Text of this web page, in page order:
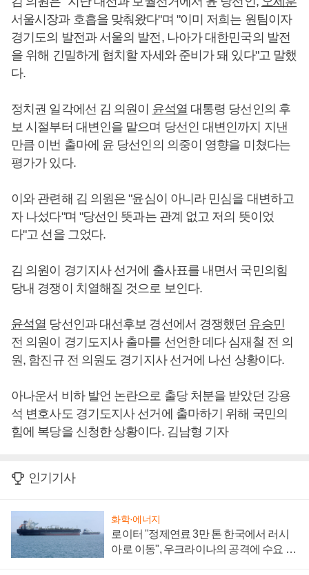
서울시장과 호흡을 맞춰왔다"며 "이미 저희는 원팀이자
경기도의 발전과 서울의 발전, 나아가 대한민국의 발전
을 위해 긴밀하게 협치할 자세와 준비가 돼 있다"고 말했
다.
정치권 일각에선 김 의원이 윤석열 대통령 당선인의 후
보 시절부터 대변인을 맡으며 당선인 대변인까지 지낸
만큼 이번 출마에 윤 당선인의 의중이 영향을 미쳤다는
평가가 있다.
이와 관련해 김 의원은 "윤심이 아니라 민심을 대변하고
자 나섰다"며 "당선인 뜻과는 관계 없고 저의 뜻이었
다"고 선을 그었다.
김 의원이 경기지사 선거에 출사표를 내면서 국민의힘
당내 경쟁이 치열해질 것으로 보인다.
윤석열 당선인과 대선후보 경선에서 경쟁했던 유승민
전 의원이 경기도지사 출마를 선언한 데다 심재철 전 의
원, 함진규 전 의원도 경기지사 선거에 나선 상황이다.
아나운서 비하 발언 논란으로 출당 처분을 받았던 강용
석 변호사도 경기도지사 선거에 출마하기 위해 국민의
힘에 복당을 신청한 상황이다. 김남형 기자
인기기사
화학·에너지
로이터 "정제연료 3만 톤 한국에서 러시
아로 이동", 우크라이나의 공격에 수요 늘